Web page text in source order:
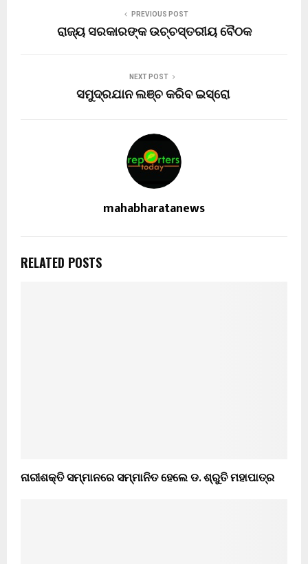
PREVIOUS POST
ରାଜ୍ୟ ସରକାରଙ୍କ ଉଚ୍ଚସ୍ତରୀୟ ବୈଠକ
NEXT POST
ସମୁଦ୍ରଯାନ ଲଞ୍ଚ କରିବ ଇସ୍ରୋ
mahabharatanews
RELATED POSTS
ନାରୀଶକ୍ତି ସମ୍ମାନରେ ସମ୍ମାନିତ ହେଲେ ଡ. ଶ୍ରୁତି ମହାପାତ୍ର